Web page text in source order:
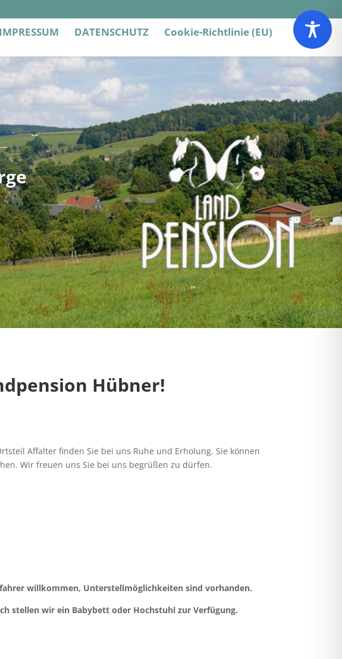
IMPRESSUM DATENSCHUTZ Cookie-Richtlinie (EU)
Hübner!
Affalter finden Sie bei uns Ruhe und Erholung. Sie können
Wir freuen uns Sie bei uns begrüßen zu dürfen.
willkommen, Unterstellmöglichkeiten sind vorhanden.
stellen wir ein Babybett oder Hochstuhl zur Verfügung.